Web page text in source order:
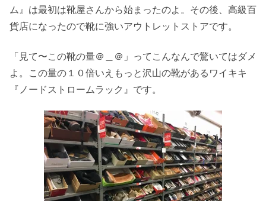
ム』は最初は靴屋さんから始まったのよ。その後、高級百
貨店になったので靴に強いアウトレットストアです。
「見て〜この靴の量＠＿＠」ってこんなんで驚いてはダメ
よ。この量の１０倍いえもっと沢山の靴があるワイキキ
『ノードストロームラック』です。